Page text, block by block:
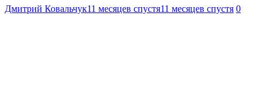
Дмитрий Ковальчук11 месяцев спустя11 месяцев спустя 0